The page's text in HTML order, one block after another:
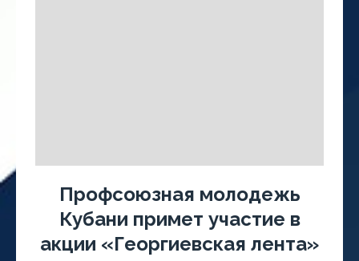
Профсоюзная молодежь
Кубани примет участие в
акции «Георгиевская лента»